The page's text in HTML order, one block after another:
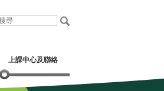
上課中心及聯絡